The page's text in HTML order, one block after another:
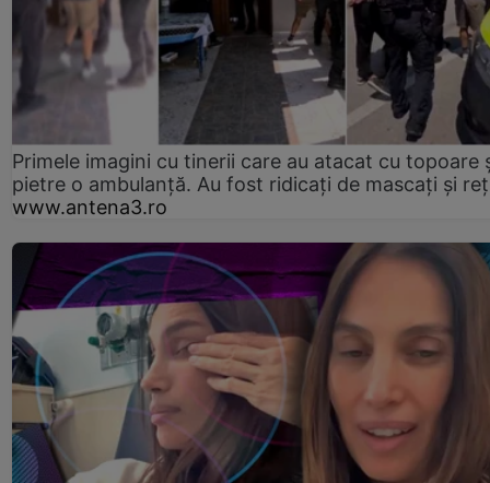
Primele imagini cu tinerii care au atacat cu topoare
pietre o ambulanță. Au fost ridicați de mascați și
www.antena3.ro